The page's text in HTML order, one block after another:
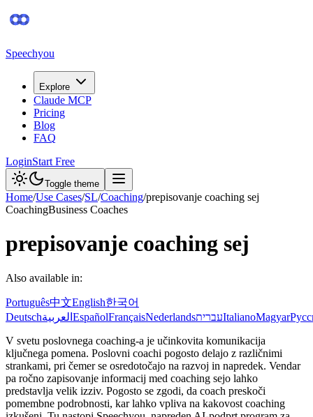
Speechyou
Explore
Claude MCP
Pricing
Blog
FAQ
LoginStart Free
Toggle theme
Home/Use Cases/SL/Coaching/prepisovanje coaching sej
CoachingBusiness Coaches
prepisovanje coaching sej
Also available in:
Português中文English한국어
Deutschالعربية EspañolFrançaisNederlandsעבריתItalianoMagyar
V svetu poslovnega coaching-a je učinkovita komunikacija
ključnega pomena. Poslovni coachi pogosto delajo z različnimi
strankami, pri čemer se osredotočajo na razvoj in napredek. Vendar
pa ročno zapisovanje informacij med coaching sejo lahko
predstavlja velik izziv. Pogosto se zgodi, da coach preskoči
pomembne podrobnosti, kar lahko vpliva na kakovost coaching